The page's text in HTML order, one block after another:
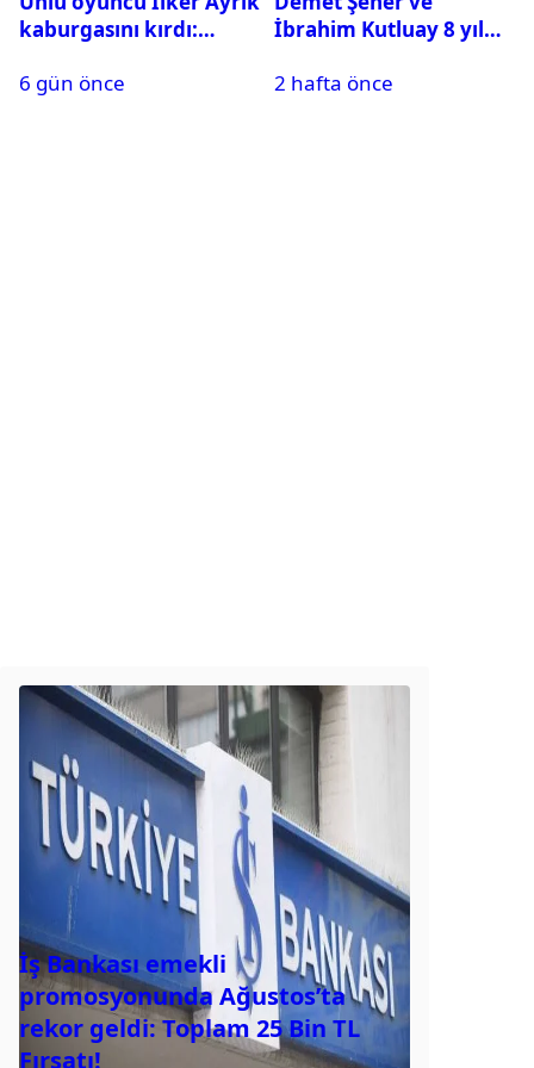
kaburgasını kırdı:
6 gün önce
İbrahim Kutluay 8 yıl
Ailece Yunanistan
2 hafta önce
İş Bankası emekli
promosyonunda Ağustos’ta
rekor geldi: Toplam 25 Bin TL
Fırsatı!